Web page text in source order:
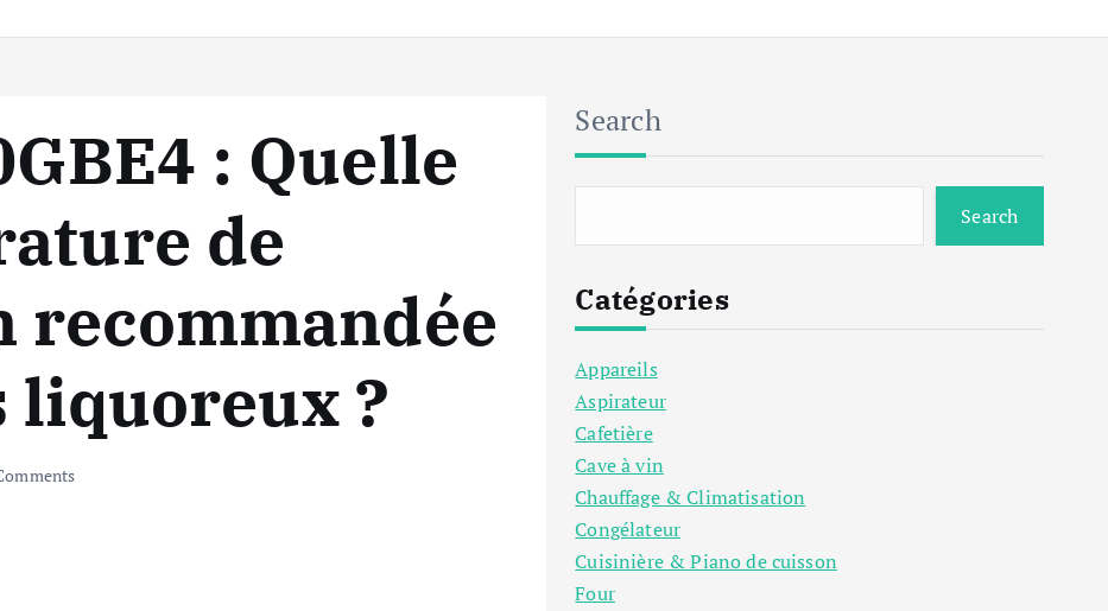
: Quelle
de
recommandée
liquoreux ?
Search
Search
Catégories
Appareils
Aspirateur
Cafetière
Cave à vin
Chauffage & Climatisation
Congélateur
Cuisinière & Piano de cuisson
Four